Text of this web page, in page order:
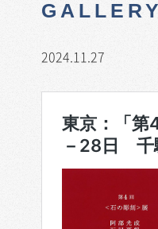
2024.11.27